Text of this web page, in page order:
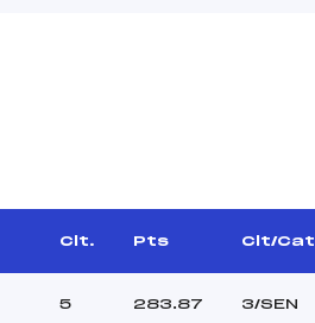
Clt. Pts Clt/Cat
5 283.87 3/SEN